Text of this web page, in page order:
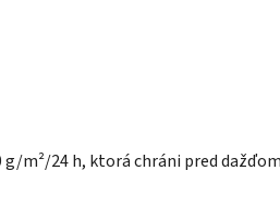
m²/24 h, ktorá chráni pred